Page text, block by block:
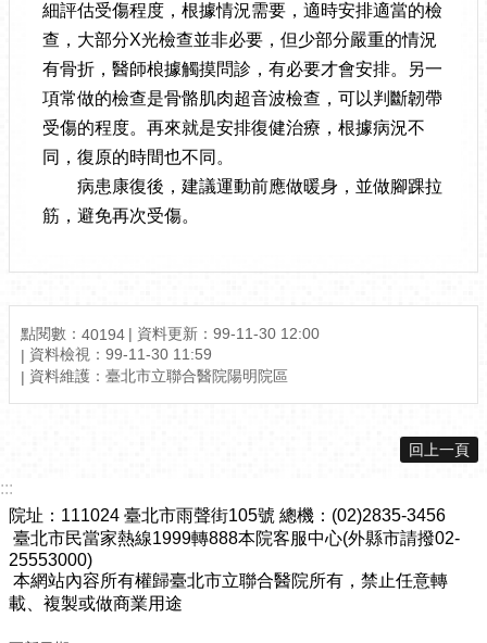
細評估受傷程度，根據情況需要，適時安排適當的檢
查，大部分X光檢查並非必要，但少部分嚴重的情況
有骨折，醫師桹據觸摸問診，有必要才會安排。另一
項常做的檢查是骨骼肌肉超音波檢查，可以判斷韌帶
受傷的程度。再來就是安排復健治療，根據病況不
同，復原的時間也不同。
病患康復後，建議運動前應做暖身，並做腳踝拉
筋，避免再次受傷。
點閱數： 40194
資料更新：99-11-30 12:00
資料檢視：99-11-30 11:59
資料維護：臺北市立聯合醫院陽明院區
回上一頁
:::
院址：111024 臺北市雨聲街105號 總機：(02)2835-3456
臺北市民當家熱線1999轉888本院客服中心(外縣市請撥02-
25553000)
本網站內容所有權歸臺北市立聯合醫院所有，禁止任意轉
載、複製或做商業用途